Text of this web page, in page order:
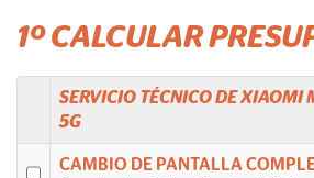
1º CALCULAR
SERVICIO TÉCNICO DEXIAOMI
5G
CAMBIO DE PANTALLA